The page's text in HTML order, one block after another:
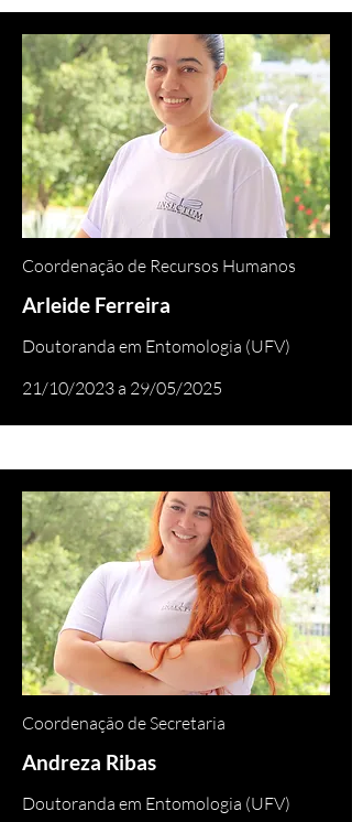
Coordenação de Recursos Humanos
Arleide Ferreira
Doutoranda em Entomologia (UFV)
21/10/2023 a 29/05/2025
Coordenação de Secretaria
Andreza Ribas
Doutoranda em Entomologia (UFV)